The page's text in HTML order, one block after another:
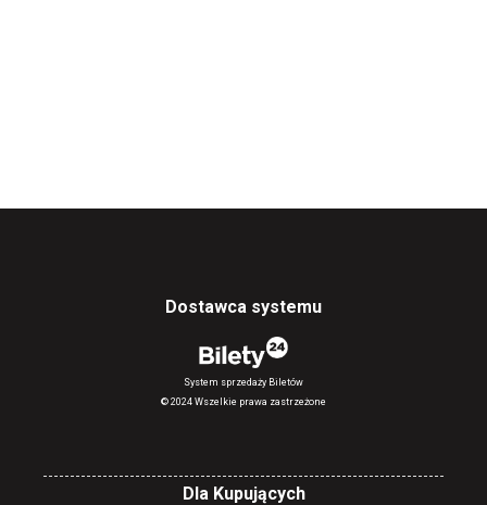
Dostawca systemu
System sprzedaży Biletów
© 2024 Wszelkie prawa zastrzeżone
Dla Kupujących